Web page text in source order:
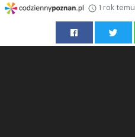
1 rok temu